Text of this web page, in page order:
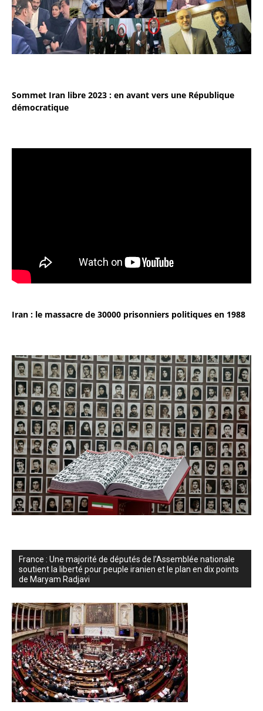
Sommet Iran libre 2023 : en avant vers une République
démocratique
Iran : le massacre de 30000 prisonniers politiques en 1988
France : Une majorité de députés de l’Assemblée nationale
soutient la liberté pour peuple iranien et le plan en dix points
de Maryam Radjavi